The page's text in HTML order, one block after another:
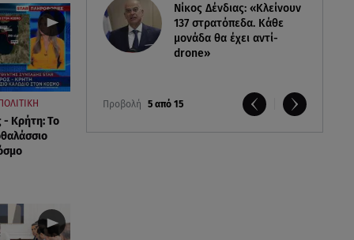
Νίκος Δένδιας: «Κλείνουν
137 στρατόπεδα. Kάθε
μονάδα θα έχει αντί-
drone»
Προβολή 5 από 15
ΠΟΛΙΤΙΚΗ
- Κρήτη: Το